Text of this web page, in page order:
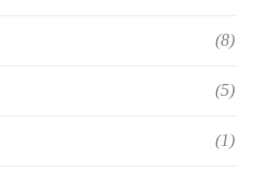
(8)
(5)
(1)